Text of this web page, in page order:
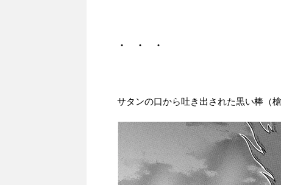
・ ・ ・
サタンの口から吐き出された黒い棒（